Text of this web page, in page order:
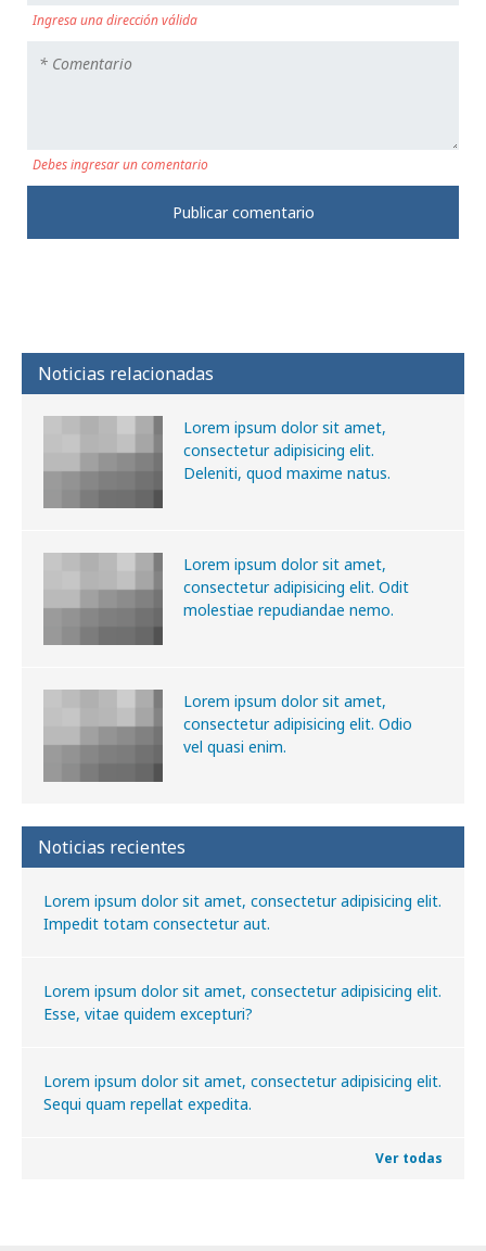
Ingresa una dirección válida
Debes ingresar un comentario
Noticias relacionadas
Lorem ipsum dolor sit amet,
consectetur adipisicing elit.
Deleniti, quod maxime natus.
Lorem ipsum dolor sit amet,
consectetur adipisicing elit. Odit
molestiae repudiandae nemo.
Lorem ipsum dolor sit amet,
consectetur adipisicing elit. Odio
vel quasi enim.
Noticias recientes
Lorem ipsum dolor sit amet, consectetur adipisicing elit.
Impedit totam consectetur aut.
Lorem ipsum dolor sit amet, consectetur adipisicing elit.
Esse, vitae quidem excepturi?
Lorem ipsum dolor sit amet, consectetur adipisicing elit.
Sequi quam repellat expedita.
Ver todas